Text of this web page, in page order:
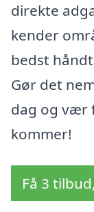
direkte
kender
bedst
Gør det
dag og vær
kommer!
Få 3